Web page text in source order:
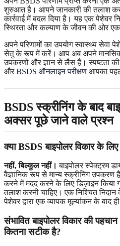
शुरुआत है। आपने जानकारी की तलाश
कार्रवाई में बदल दिया है। यह एक पेशेवर
स्थिरता और कल्याण के जीवन की ओर एक
अपने परिणामों का उपयोग स्वास्थ्य सेवा
सेतु के रूप में करें। आप अब अपने मानसिक
उपकरणों और ज्ञान से लैस हैं। स्पष्टता
औरBSDS ऑनलाइन परीक्षण आपका
BSDS स्क्रीनिंग के बाद
अक्सर पूछे जाने वाले प्रश्न
क्या BSDS बाइपोलर विकार के
नहीं, बिल्कुल नहीं। बाइपोलर स्पेक्ट्रम
वैज्ञानिक रूप से मान्य स्क्रीनिंग उपकरण
करने में मदद करने के लिए डिज़ाइन किया
तलाश करनी चाहिए। एक निश्चित
पेशेवर द्वारा एक व्यापक मूल्यांकन के बाद
संभावित बाइपोलर विकार की
कितना सटीक है?